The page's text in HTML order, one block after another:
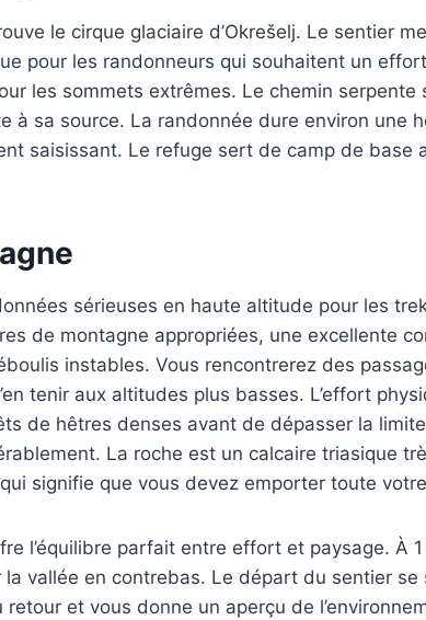
le cirque glaciaire d’Okrešelj. Le sentier
pour les randonneurs qui souhaitent un
les sommets extrêmes. Le chemin
à sa source. La randonnée dure environ une
saisissant. Le refuge sert de camp de
sérieuses en haute altitude pour les
de montagne appropriées, une excellente
instables. Vous rencontrerez des
tenir aux altitudes plus basses. L’effort
de hêtres denses avant de dépasser la
La roche est un calcaire triasique
signifie que vous devez emporter toute
l’équilibre parfait entre effort et paysage. À
vallée en contrebas. Le départ du sentier
et vous donne un aperçu de